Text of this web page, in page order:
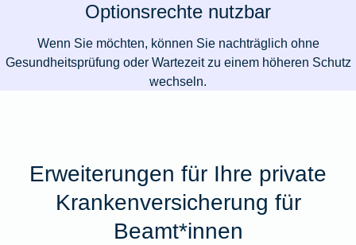
Optionsrechte nutzbar
Wenn Sie möchten, können Sie nachträglich ohne
Gesundheitsprüfung oder Wartezeit zu einem höheren Schutz
wechseln.
Erweiterungen für Ihre private
Krankenversicherung für
Beamt*innen